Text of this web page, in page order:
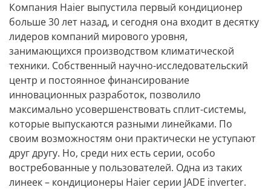
Компания Haier выпустила первый кондиционер
больше 30 лет назад, и сегодня она входит в десятку
лидеров компаний мирового уровня,
занимающихся производством климатической
техники. Собственный научно-исследовательский
центр и постоянное финансирование
инновационных разработок, позволило
максимально усовершенствовать сплит-системы,
которые выпускаются разными линейками. По
своим возможностям они практически не уступают
друг другу. Но, среди них есть серии, особо
востребованные у пользователей. Одна из таких
линеек– кондиционеры Haier серии JADE inverter.